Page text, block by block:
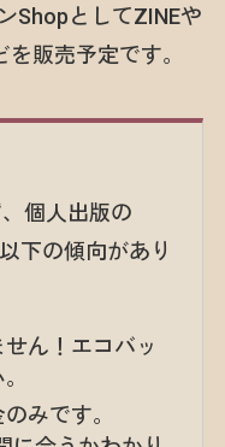
ShopとしてZINEや
販売予定です。
個人出版の
下の傾向があり
ん！エコバッ
みです。